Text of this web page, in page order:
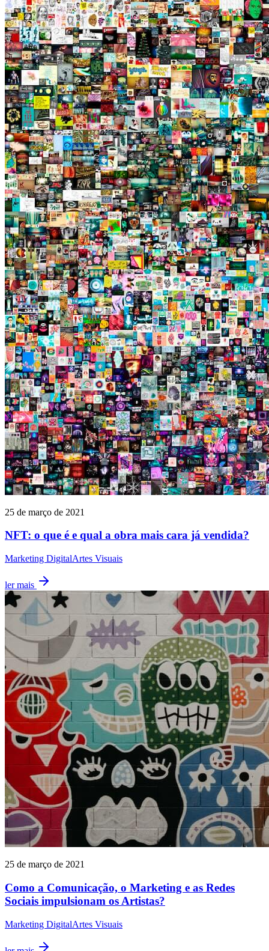
25 de março de 2021
NFT: o que é e qual a obra mais cara já vendida?
Marketing DigitalArtes Visuais
ler mais
25 de março de 2021
Como a Comunicação, o Marketing e as Redes
Sociais impulsionam os Artistas?
Marketing DigitalArtes Visuais